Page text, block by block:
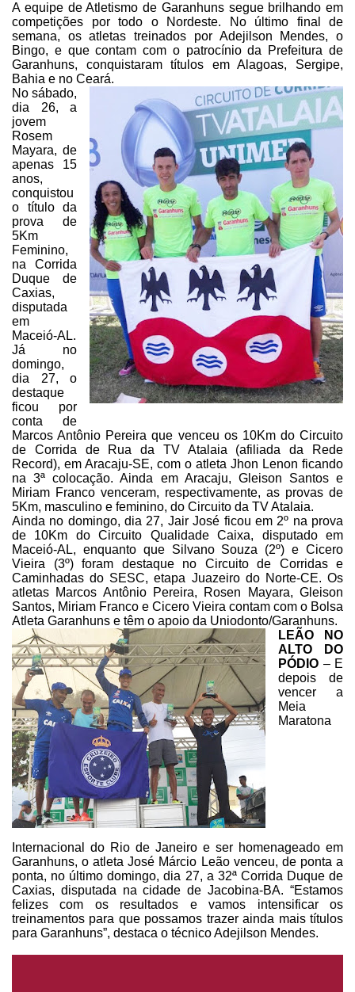
A equipe de Atletismo de Garanhuns segue brilhando em
competições por todo o Nordeste. No último final
de
semana, os atletas treinados por Adejilson Mendes, o
Bingo, e que contam com o patrocínio da Prefeitura de
Garanhuns, conquistaram títulos em Alagoas, Sergipe,
Bahia e no Ceará.
No sábado,
dia 26, a
jovem
Rosem
Mayara, de
apenas 15
anos,
conquistou
o título da
prova de
5Km
Feminino,
na Corrida
Duque de
Caxias,
disputada
em
Maceió-AL.
Já no
domingo,
dia 27, o
destaque
ficou por
conta de
Marcos Antônio Pereira que venceu os 10Km doCircuito
de Corrida de Rua da TV Atalaia (afiliada da Rede
Record), em Aracaju-SE, com o atleta Jhon Lenon ficando
na 3ª colocação. Ainda em Aracaju, Gleison Santos e
Miriam Franco venceram, respectivamente, as provas de
5Km, masculino e feminino, do Circuito da TV Atalaia.
Ainda no domingo, dia 27, JairJosé ficou em 2º na prova
de 10Km do Circuito Qualidade Caixa, disputado em
Maceió-AL, enquanto que Silvano Souza (2º) e Cicero
Vieira (3º) foram destaque no Circuitode Corridas e
Caminhadas do SESC, etapa Juazeiro do Norte-CE. Os
atletas Marcos Antônio Pereira, Rosen Mayara, Gleison
Santos, Miriam Franco e Cicero Vieira contam com o Bolsa
Atleta Garanhuns e têm o apoio da Uniodonto/Garanhuns.
LEÃO NO
ALTO DO
PÓDIO – E
depois de
vencer a
Meia
Maratona
Internacional do Rio de Janeiro e ser homenageado em
Garanhuns, o atleta José Márcio Leão venceu, de ponta a
ponta, no último domingo, dia 27, a 32ª Corrida Duque de
Caxias, disputada na cidade de Jacobina-BA. “Estamos
felizes com osresultados e vamos intensificar os
treinamentos para que possamos trazer ainda mais títulos
para Garanhuns”, destaca o técnico Adejilson Mendes.